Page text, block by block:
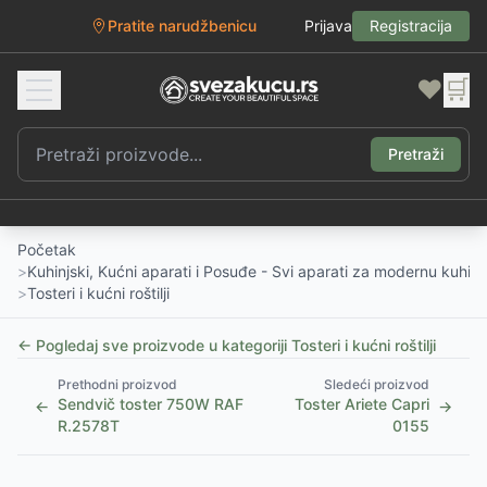
Pratite narudžbenicu Prijava Registracija
❤️ 🛒
Pretraži
Početak
>Kuhinjski, Kućni aparati i Posuđe - Svi aparati za modernu
>Tosteri i kućni roštilji
← Pogledaj sve proizvode u kategoriji Tosteri i kućni roštilji
←
Prethodni proizvod
Sendvič toster 750W RAF
R.2578T
Sledeći proizvod
Toster Ariete Capri
0155
→